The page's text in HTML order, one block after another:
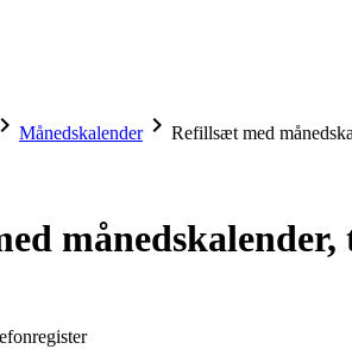
chevron_right Månedskalenderchevron_right Refillsæt med
månedskalender,